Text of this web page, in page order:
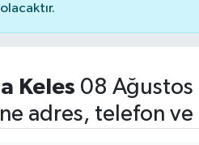
Keles 08
adres, telefon ve